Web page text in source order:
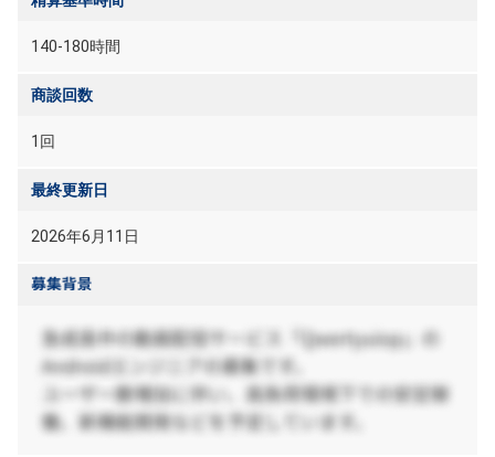
140-180時間
商談回数
1回
最終更新日
2026年6月11日